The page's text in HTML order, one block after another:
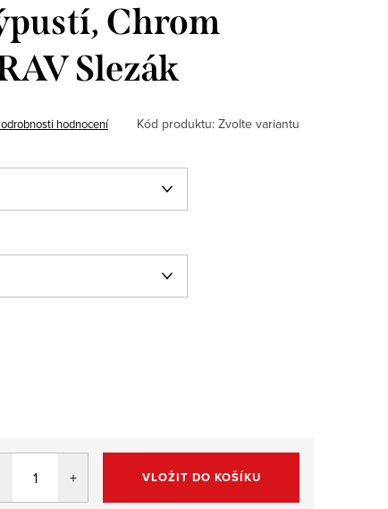
Chrom
Slezák
hodnocení Kód produktu: Zvolte variantu
VLOŽIT DO KOŠÍKU